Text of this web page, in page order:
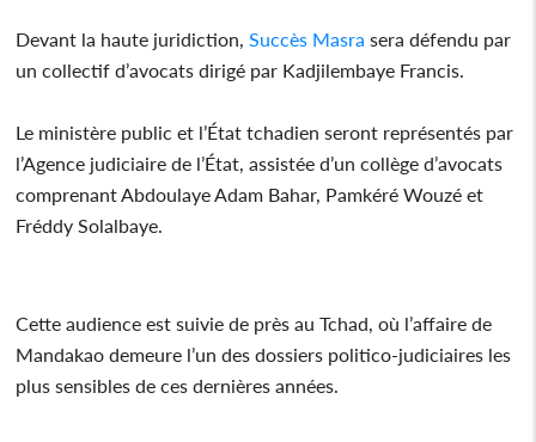
Devant la haute juridiction,Succès Masra sera défendu par
un collectif d’avocats dirigé par Kadjilembaye Francis.
Le ministère public et l’État tchadien seront représentés par
l’Agence judiciaire de l’État, assistée d’un collège d’avocats
comprenant Abdoulaye Adam Bahar, Pamkéré Wouzé et
Fréddy Solalbaye.
Cette audience est suivie de près au Tchad, où l’affaire de
Mandakao demeure l’un des dossiers politico-judiciaires les
plus sensibles de ces dernières années.